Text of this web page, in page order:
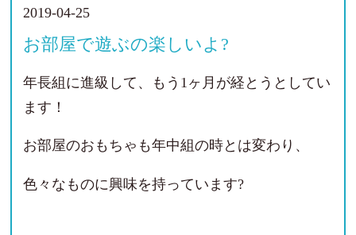
2019-04-25
お部屋で遊ぶの楽しいよ?
年長組に進級して、もう1ヶ月が経とうとしてい
ます！
お部屋のおもちゃも年中組の時とは変わり、
色々なものに興味を持っています?